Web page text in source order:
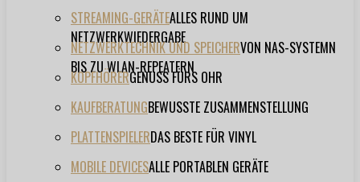
STREAMING-GERÄTEALLES RUND UM
NETZWERKWIEDERGABE
NETZWERKTECHNIK UND SPEICHERVON NAS-SYSTEMN
BIS ZU WLAN-REPEATERN
KOPFHÖRERGENUSS FÜRS OHR
KAUFBERATUNGBEWUSSTE ZUSAMMENSTELLUNG
PLATTENSPIELERDAS BESTE FÜR VINYL
MOBILE DEVICESALLE PORTABLEN GERÄTE